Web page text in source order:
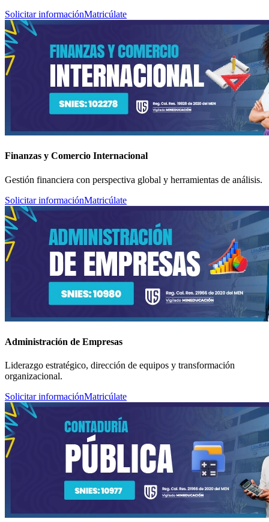
Solicitar informaciónMatricúlate
Finanzas y Comercio Internacional
Gestión financiera con perspectiva global y herramientas de análisis.
Solicitar informaciónMatricúlate
Administración de Empresas
Liderazgo estratégico, dirección de equipos y transformación
organizacional.
Solicitar informaciónMatricúlate